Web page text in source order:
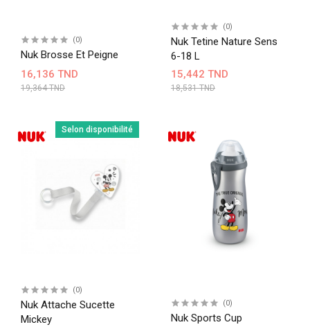
(0)
Nuk Brosse Et Peigne
16,136 TND
19,364 TND
(0)
Nuk Tetine Nature Sens
6-18 L
15,442 TND
18,531 TND
Selon disponibilité
(0)
Nuk Attache Sucette
Mickey
(0)
Nuk Sports Cup